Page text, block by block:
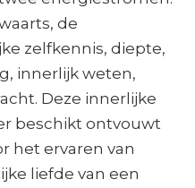
de
zelfkennis, diepte,
innerlijk weten,
Deze innerlijke
beschikt ontvouwt
het ervaren van
liefde van een